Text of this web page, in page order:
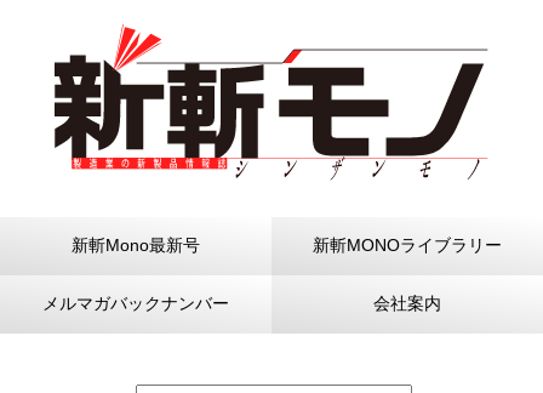
新斬Mono最新号 新斬MONOライブラリー
メルマガバックナンバー 会社案内